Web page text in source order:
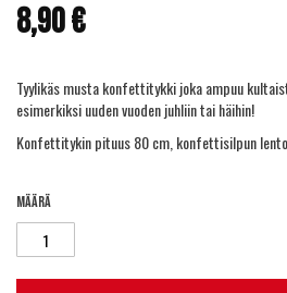
images
gallery
8,90 €
Tyylikäs musta konfettitykki joka ampuu
esimerkiksi uuden vuoden juhliin tai häihin!
Konfettitykin pituus 80 cm, konfettisilpun
Määrä